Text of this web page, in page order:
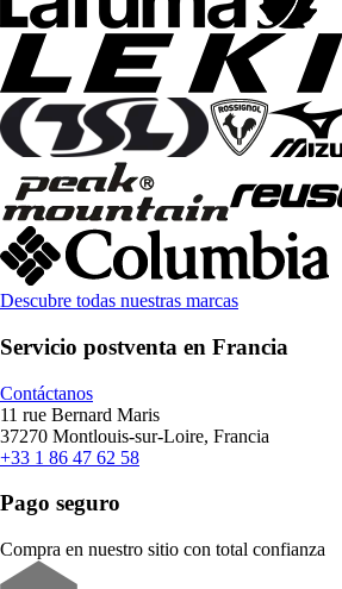
Descubre todas nuestras marcas
Servicio postventa en Francia
Contáctanos
11 rue Bernard Maris
37270 Montlouis-sur-Loire, Francia
+33 1 86 47 62 58
Pago seguro
Compra en nuestro sitio con total confianza